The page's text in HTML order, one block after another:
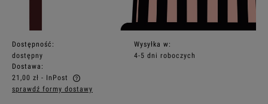
Dostępność:
dostępny
Wysyłka w:
4-5 dni roboczych
Dostawa:
21,00 zł - InPost
Cena nie zawiera ewentualnych kosztów płatności
sprawdź formy dostawy